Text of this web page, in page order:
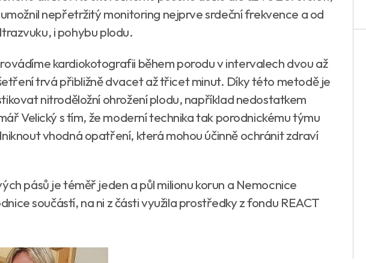
nepřetržitý monitoring nejprve srdeční frekvence a od
i pohybu plodu.
kardiokotografii během porodu v intervalech dvou až
trvá přibližně dvacet až třicet minut. Díky této metodě je
nitroděložní ohrožení plodu, například nedostatkem
Velický s tím, že moderní technika tak porodnickému týmu
vhodná opatření, která mohou účinně ochránit zdraví
pásů je téměř jeden a půl milionu korun a Nemocnice
součástí, na ni z části využila prostředky z fondu REACT